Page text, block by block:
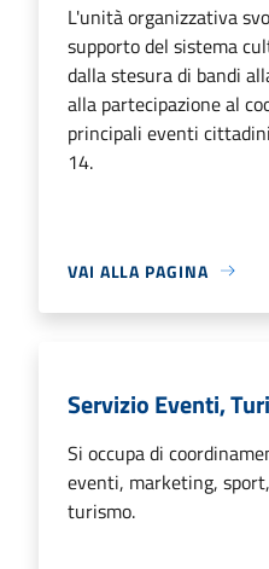
L'unità organizzativa
supporto del sistema
dalla stesura di bandi
alla partecipazione al
principali eventi
14.
VAI ALLA PAGINA
Servizio Eventi,
Si occupa di
eventi, marketing,
turismo.